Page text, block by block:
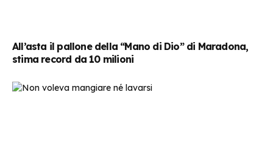
All’asta il pallone della “Mano di Dio” di Maradona,
stima record da 10 milioni